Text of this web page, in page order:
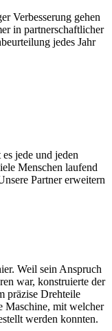
Verbesserung gehen
in partnerschaftlicher
jedes Jahr
jede und jeden
Menschen laufend
Partner erweitern
Weil sein Anspruch
war, konstruierte der
präzise Drehteile
Maschine, mit welcher
werden konnten.